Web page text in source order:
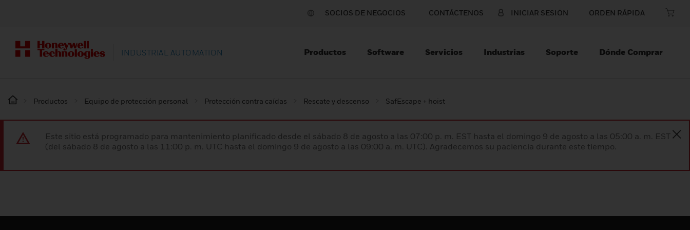
SOCIOS DE NEGOCIOS CONTÁCTENOS INICIAR SESIÓN ORDEN RÁPIDA
INDUSTRIAL AUTOMATION Productos Software Servicios Industrias Soporte Dónde Comprar
Productos Equipo de protección personal Protección contra caídas Rescate y descenso SafEscape + hoist
Este sitio está programado para mantenimiento planificado desde el sábado 8 de agosto a las 07:00 p. m. EST hasta el domingo 9 de agosto a las 05:00 a. m. EST
(del sábado 8 de agosto a las 11:00 p. m. UTC hasta el domingo 9 de agosto a las 09:00 a. m. UTC). Agradecemos su paciencia durante este tiempo.